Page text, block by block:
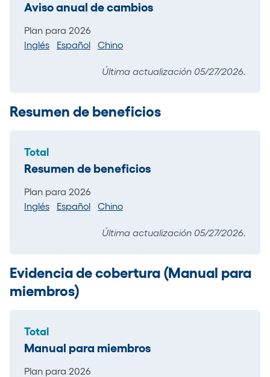
Aviso anual de cambios
Plan para 2026
Inglés
Español Chino
Última actualización 05/27/2026.
Resumen de beneficios
Total
Resumen de beneficios
Plan para 2026
Inglés
Español Chino
Última actualización 05/27/2026.
Evidencia de cobertura (Manual para
miembros)
Total
Manual para miembros
Plan para 2026